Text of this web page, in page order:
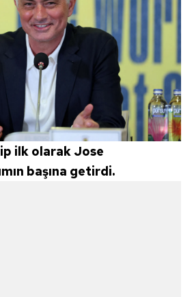
ilk olarak Jose
başına getirdi.